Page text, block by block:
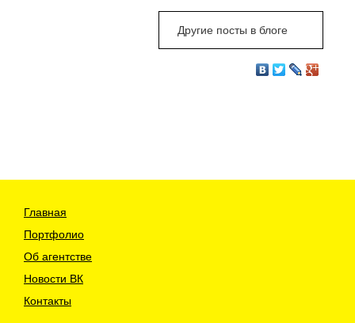
Другие посты в блоге
Главная
Портфолио
Об агентстве
Новости ВК
Контакты